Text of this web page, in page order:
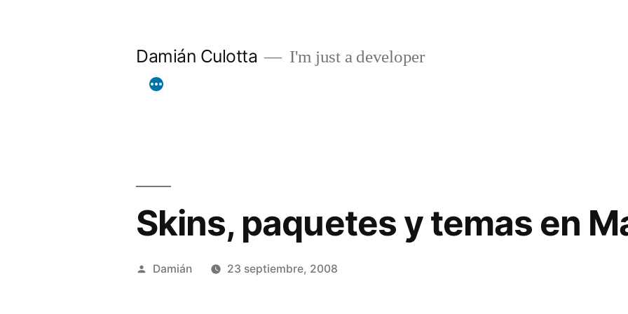
Damián Culotta I'm just a developer
Skins, paquetes y temas en
Publicado
Damián 23 septiembre, 2008